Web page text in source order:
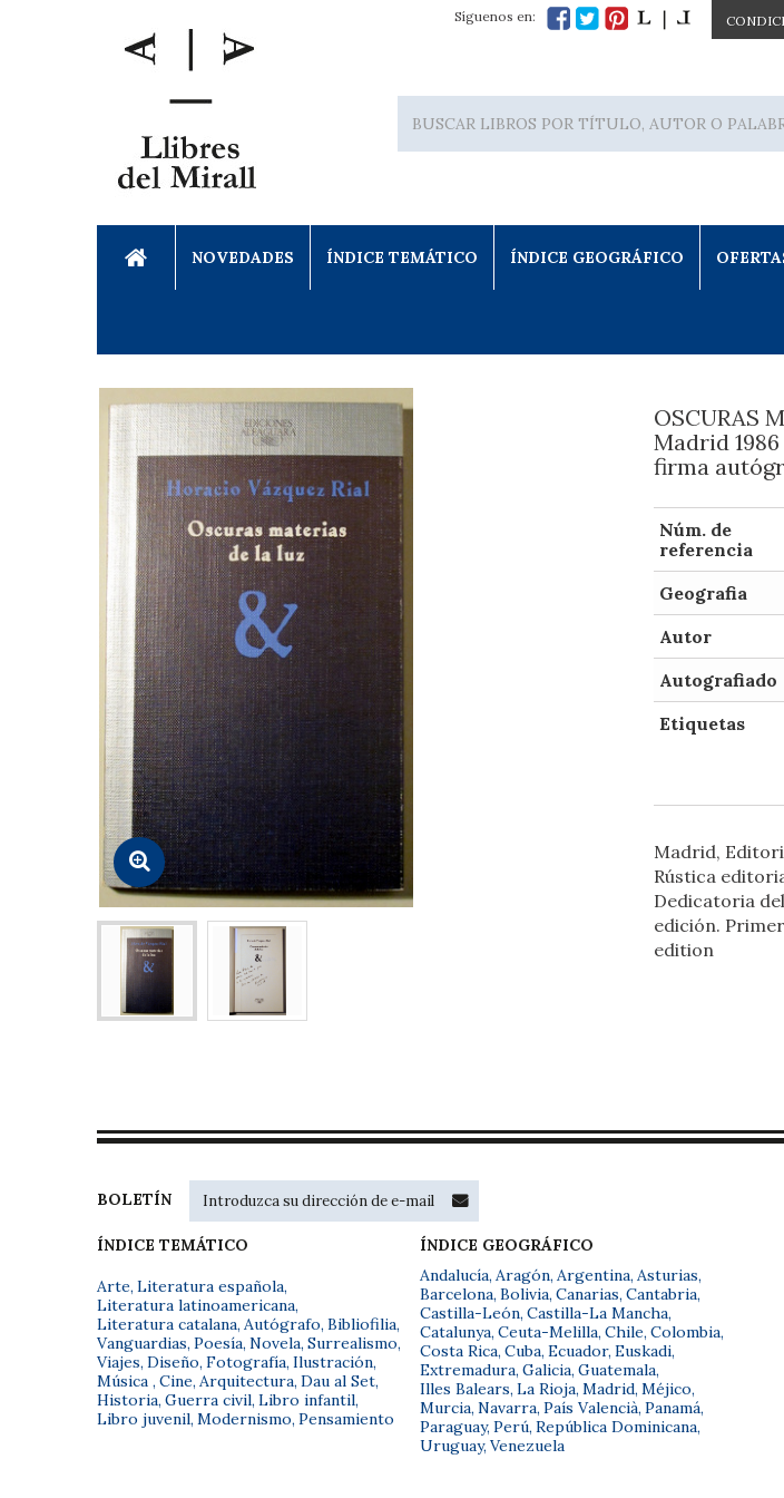
Síguenos en:
NOVEDADES ÍNDICE TEMÁTICO ÍNDICE GEOGRÁFICO
OSCURAS
Madrid
firma
Núm. de
referencia
Geografia
Autor
Autografiado
Etiquetas
Madrid,
Rústica
Dedicatoria
edición.
edition
BOLETÍN
ÍNDICE TEMÁTICO
Arte, Literatura española,
Literatura latinoamericana,
Literatura catalana, Autógrafo, Bibliofilia,
Vanguardias, Poesía, Novela, Surrealismo,
Viajes, Diseño, Fotografía, Ilustración,
Música , Cine, Arquitectura, Dau al Set,
Historia, Guerra civil, Libro infantil,
Libro juvenil, Modernismo, Pensamiento
ÍNDICE GEOGRÁFICO
Andalucía, Aragón, Argentina, Asturias,
Barcelona, Bolivia, Canarias, Cantabria,
Castilla-León, Castilla-La Mancha,
Catalunya, Ceuta-Melilla, Chile, Colombia,
Costa Rica, Cuba, Ecuador, Euskadi,
Extremadura, Galicia, Guatemala,
Illes Balears, La Rioja, Madrid, Méjico,
Murcia, Navarra, País Valencià, Panamá,
Paraguay, Perú, República Dominicana,
Uruguay, Venezuela